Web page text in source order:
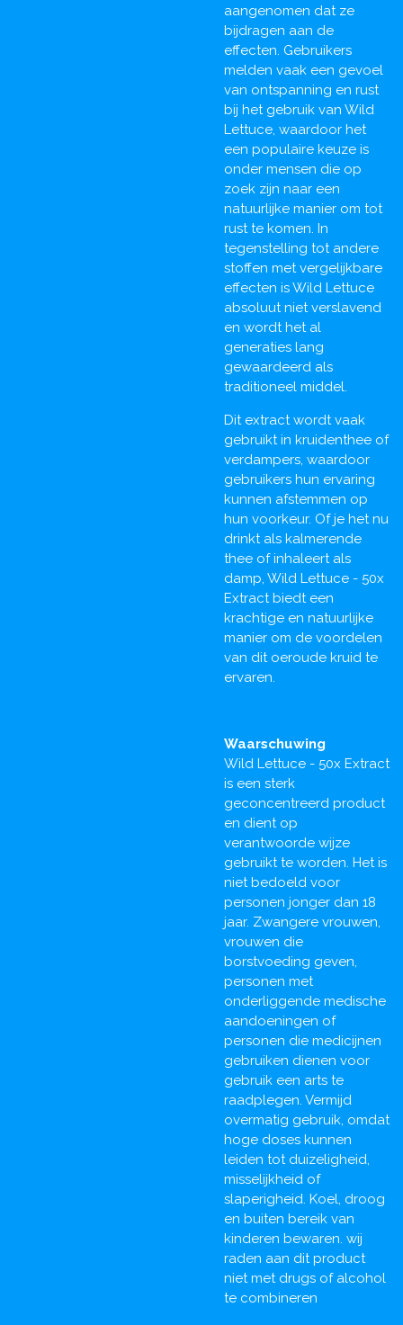
aangenomen dat ze
bijdragen aan de
effecten. Gebruikers
melden vaak een gevoel
van ontspanning en rust
bij het gebruik van Wild
Lettuce, waardoor het
een populaire keuze is
onder mensen die op
zoek zijn naar een
natuurlijke manier om tot
rust te komen. In
tegenstelling tot andere
stoffen met vergelijkbare
effecten is Wild Lettuce
absoluut niet verslavend
en wordt het al
generaties lang
gewaardeerd als
traditioneel middel.
Dit extract wordt vaak
gebruikt in kruidenthee of
verdampers, waardoor
gebruikers hun ervaring
kunnen afstemmen op
hun voorkeur. Of je het nu
drinkt als kalmerende
thee of inhaleert als
damp, Wild Lettuce - 50x
Extract biedt een
krachtige en natuurlijke
manier om de voordelen
van dit oeroude kruid te
ervaren.
Waarschuwing
Wild Lettuce - 50x Extract
is een sterk
geconcentreerd product
en dient op
verantwoorde wijze
gebruikt te worden. Het is
niet bedoeld voor
personen jonger dan 18
jaar. Zwangere vrouwen,
vrouwen die
borstvoeding geven,
personen met
onderliggende medische
aandoeningen of
personen die medicijnen
gebruiken dienen voor
gebruik een arts te
raadplegen. Vermijd
overmatig gebruik, omdat
hoge doses kunnen
leiden tot duizeligheid,
misselijkheid of
slaperigheid. Koel, droog
en buiten bereik van
kinderen bewaren. wij
raden aan dit product
niet met drugs of alcohol
te combineren